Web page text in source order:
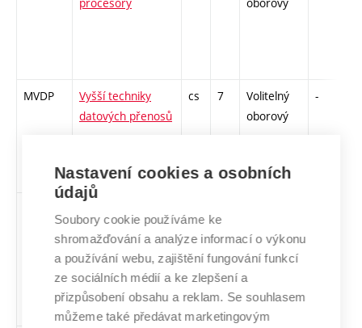
MVDP
Vyšší techniky
datových přenosů
cs 7
Volitelný
oborový
-
jazykové
zaměřením na
elektroinženýrství
a informatiku
Nastavení cookies a osobních
údajů
Soubory cookie používáme ke
shromažďování a analýze informací o výkonu
a používání webu, zajištění fungování funkcí
ze sociálních médií a ke zlepšení a
přizpůsobení obsahu a reklam. Se souhlasem
můžeme také předávat marketingovým